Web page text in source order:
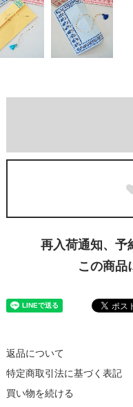
再入荷通知、予
この商品
返品について
特定商取引法に基づく表記
買い物を続ける